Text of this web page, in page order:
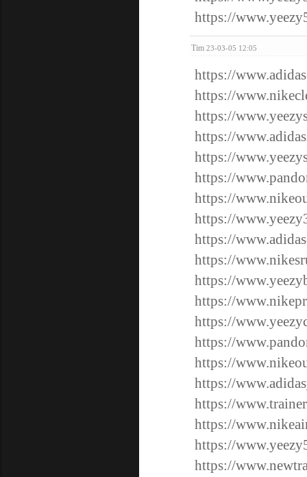
https://
Tim 23-03-05 12:05
https://
https://
https://
https://
https://
https://
https://
https://
https://
https://
https://
https://
https://
https://
https://
https://
https://
https://
https://
https://